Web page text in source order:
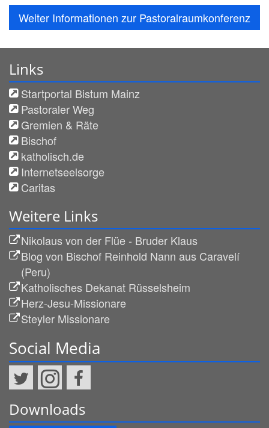
Weiter Informationen zur Pastoralraumkonferenz
Links
Startportal Bistum Mainz
Pastoraler Weg
Gremien & Räte
Bischof
katholisch.de
Internetseelsorge
Caritas
Weitere Links
Nikolaus von der Flüe - Bruder Klaus
Blog von Bischof Reinhold Nann aus Caravelí
(Peru)
Katholisches Dekanat Rüsselsheim
Herz-Jesu-Missionare
Steyler Missionare
Social Media
Downloads